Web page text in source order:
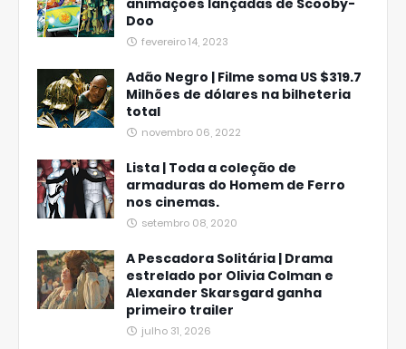
animações lançadas de Scooby-
Doo
fevereiro 14, 2023
Adão Negro | Filme soma US $319.7
Milhões de dólares na bilheteria
total
novembro 06, 2022
Lista | Toda a coleção de
armaduras do Homem de Ferro
nos cinemas.
setembro 08, 2020
A Pescadora Solitária | Drama
estrelado por Olivia Colman e
Alexander Skarsgard ganha
primeiro trailer
julho 31, 2026